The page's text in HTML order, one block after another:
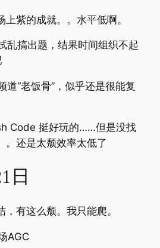
紫的成就。。水平低啊。
乱搞出题，结果时间组织不起
道“老饭骨”，似乎还是很能复
Code 挺好玩的……但是没找
。还是太颓效率太低了
日
有这么颓。我只能爬。
AGC